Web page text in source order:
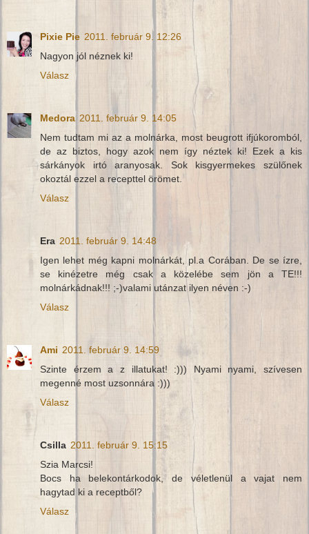
Pixie Pie 2011. február 9. 12:26
Nagyon jól néznek ki!
Válasz
Medora 2011. február 9. 14:05
Nem tudtam mi az a molnárka, most beugrott ifjúkoromból,
de az biztos, hogy azok nem így néztek ki! Ezek a kis
sárkányok irtó aranyosak. Sok kisgyermekes szülőnek
okoztál ezzel a recepttel örömet.
Válasz
Era 2011. február 9. 14:48
Igen lehet még kapni molnárkát, pl.a Corában. De se ízre,
se kinézetre még csak a közelébe sem jön a TE!!!
molnárkádnak!!! ;-)valami utánzat ilyen néven :-)
Válasz
Ami 2011. február 9. 14:59
Szinte érzem a z illatukat! :))) Nyami nyami, szívesen
megenné most uzsonnára :)))
Válasz
Csilla 2011. február 9. 15:15
Szia Marcsi!
Bocs ha belekontárkodok, de véletlenül a vajat nem
hagytad ki a receptből?
Válasz